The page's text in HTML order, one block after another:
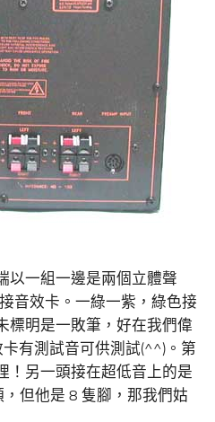
以一組一邊是兩個立體聲
音效卡。一綠一紫，綠色接
標明是一敗筆，好在我們偉
有測試音可供測試(^^)。第
！另一頭接在超低音上的是
但他是 8 隻腳，那我們姑